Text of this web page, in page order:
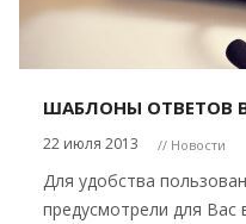
ШАБЛОНЫ ОТВЕТОВ
22 июля 2013 // Новости
Для удобства
предусмотрели для Вас